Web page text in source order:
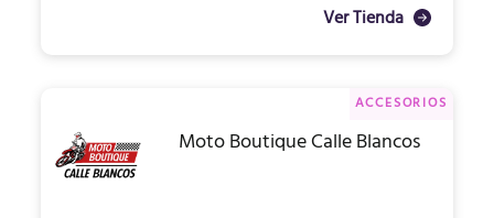
Ver Tienda
ACCESORIOS
Moto Boutique Calle Blancos